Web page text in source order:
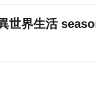
世界生活